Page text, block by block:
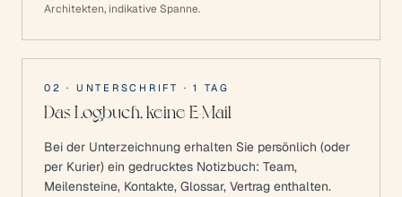
Architekten, indikative Spanne.
02 · UNTERSCHRIFT · 1 TAG
Das Logbuch, keine E-Mail
Bei der Unterzeichnung erhalten Sie persönlich (oder
per Kurier) ein gedrucktes Notizbuch: Team,
Meilensteine, Kontakte, Glossar, Vertrag enthalten.